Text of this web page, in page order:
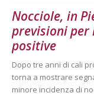
Nocciole, in
previsioni per
positive
Dopo tre anni di cali
torna a mostrare
minore incidenza di